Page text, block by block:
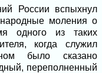
России вспыхнул
моления о
одного из таких
когда служил
было сказано
переполненный